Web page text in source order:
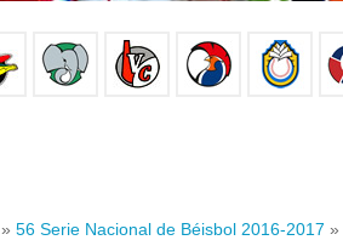
» 56 Serie Nacional de Béisbol 2016-2017 »